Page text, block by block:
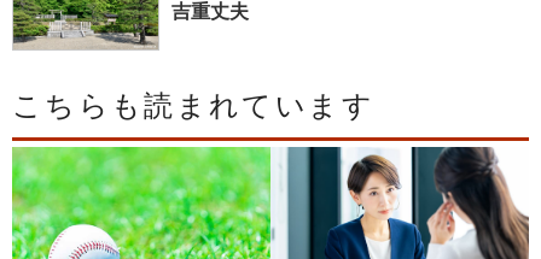
吉重丈夫
こちらも読まれています